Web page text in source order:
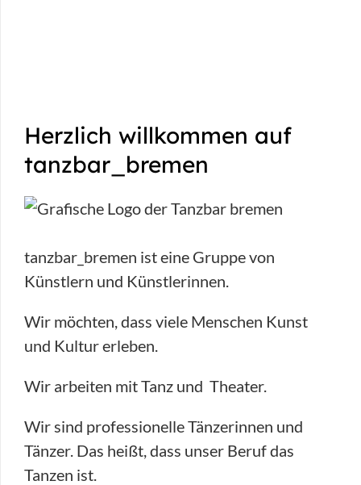
Herzlich willkommen auf
tanzbar_bremen
tanzbar_bremen ist eine Gruppe von
Künstlern und Künstlerinnen.
Wir möchten, dass viele Menschen Kunst
und Kultur erleben.
Wir arbeiten mit Tanz und Theater.
Wir sind professionelle Tänzerinnen und
Tänzer. Das heißt, dass unser Beruf das
Tanzen ist.